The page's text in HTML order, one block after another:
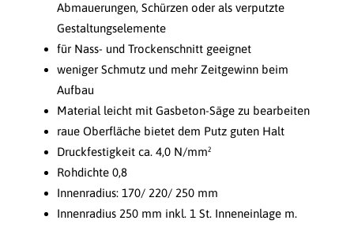
Abmauerungen, Schürzen oder als verputzte
Gestaltungselemente
für Nass- und Trockenschnitt geeignet
weniger Schmutz und mehr Zeitgewinn beim
Aufbau
Material leicht mit Gasbeton-Säge zu bearbeiten
raue Oberfläche bietet dem Putz guten Halt
Druckfestigkeit ca. 4,0 N/mm²
Rohdichte 0,8
Innenradius: 170/ 220/ 250 mm
Innenradius 250 mm inkl. 1 St. Inneneinlage m.